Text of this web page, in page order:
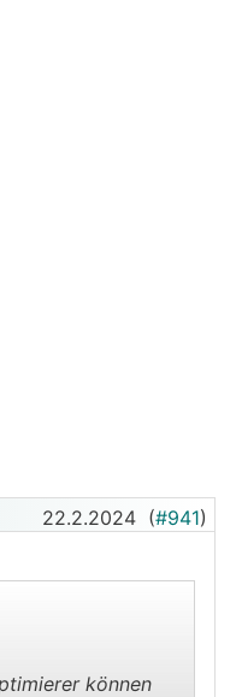
ausgepackt -
wie die
22.2.2024 (#941)
können